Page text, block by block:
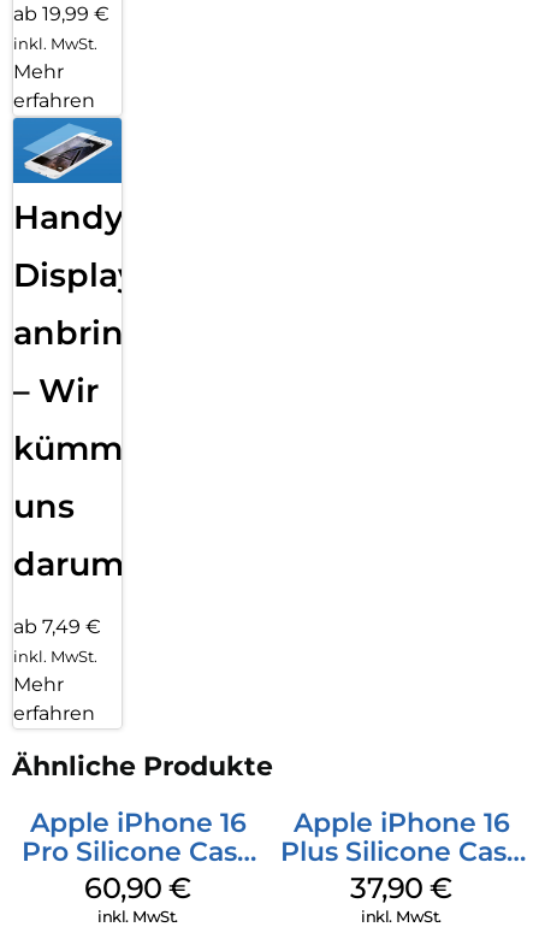
ab 19,99 €
inkl. MwSt.
Mehr
erfahren
Handy
Displayfolie
anbringen
– Wir
kümmern
uns
darum!
ab 7,49 €
inkl. MwSt.
Mehr
erfahren
Ähnliche Produkte
Apple iPhone 16
Pro Silicone Case
MagSafe Stone
Gray
60,90€
inkl. MwSt.
Apple iPhone 16
Plus Silicone Case
MagSafe Lake
Green
37,90€
inkl. MwSt.